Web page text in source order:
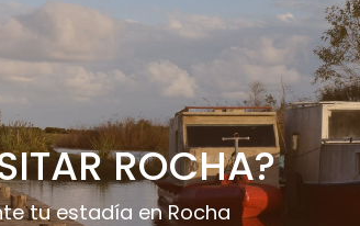
ROCHA?
tu estadía en Rocha